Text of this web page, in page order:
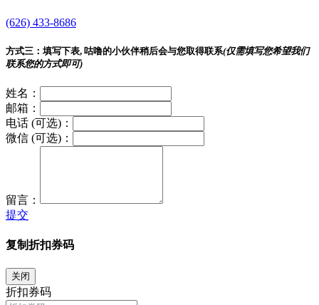
(626) 433-8686
方式三： 填写下表, 咕噜的小伙伴稍后会与您取得联系(仅需填写您希望我们
联系您的方式即可)
姓名：
邮箱：
电话 (可选)：
微信 (可选)：
留言：
提交
复制折扣券码
关闭
折扣券码